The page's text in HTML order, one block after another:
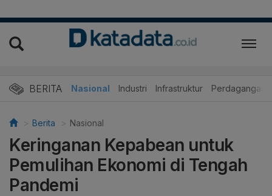
BERITA Nasional Industri Infrastruktur Perdagangan
Berita Nasional
Keringanan Kepabean untuk
Pemulihan Ekonomi di Tengah
Pandemi